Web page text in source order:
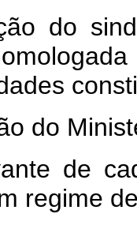
do
do
de
regime